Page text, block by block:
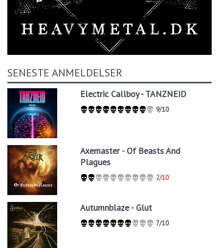
SENESTE ANMELDELSER
Electric Callboy - TANZNEID
9/10
Axemaster - Of Beasts And
Plagues
2/10
Autumnblaze - Glut
7/10